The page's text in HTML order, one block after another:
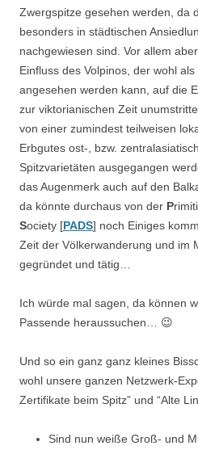
Zwergspitze gesehen werden, da
besonders in städtischen
nachgewiesen sind. Vor allem
Einfluss des Volpinos, der wohl
angesehen werden kann, auf die
zur viktorianischen Zeit
von einer zumindest teilweisen
Erbgutes ost-, bzw.
Spitzvarietäten ausgegangen
das Augenmerk auch auf den
da könnte durchaus von der P
Society [PADS] noch Einiges
Zeit der Völkerwanderung und im
gegründet und tätig…
Ich würde mal sagen, da können
Passende heraussuchen… 😉
Und so ein ganz ganz kleines
wohl unsere ganzen Netzwerk-
Zertifikate beim Spitz” und “Alte
Sind nun weiße Groß- und